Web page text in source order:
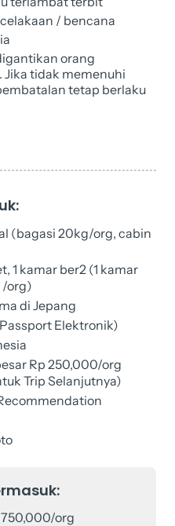
/ bencana
orang
Jika tidak memenuhi
tetap berlaku
(bagasi 20kg/org, cabin
1 kamar ber2 (1 kamar
/org)
di Jepang
Elektronik)
Rp 250,000/org
Trip Selanjutnya)
org